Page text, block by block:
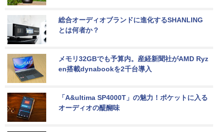
総合オーディオブランドに進化するSHANLING
とは何者か？
メモリ32GBでも予算内。産経新聞社がAMD Ryz
en搭載dynabookを2千台導入
「A&ultima SP4000T」の魅力！ポケットに入る
オーディオの醍醐味